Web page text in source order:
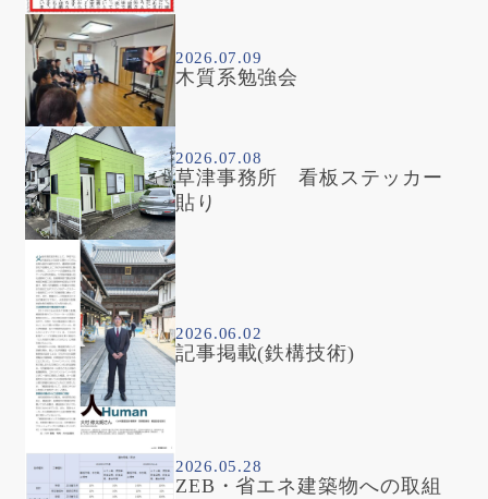
2026.07.09
木質系勉強会
2026.07.08
草津事務所 看板ステッカー
貼り
2026.06.02
記事掲載(鉄構技術)
2026.05.28
ZEB・省エネ建築物への取組